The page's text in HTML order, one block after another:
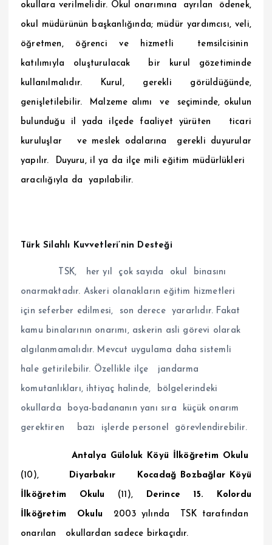
okullara verilmelidir. Okul onarımına ayrılan ödenek,
okul müdürünün başkanlığında; müdür yardımcısı, veli,
öğretmen, öğrenci ve hizmetli temsilcisinin
katılımıyla oluşturulacak bir kurul gözetiminde
kullanılmalıdır. Kurul, gerekli görüldüğünde,
genişletilebilir. Malzeme alımı ve seçiminde, okulun
bulunduğu il yada ilçede faaliyet yürüten ticari
kuruluşlar ve meslek odalarına gerekli duyurular
yapılır. Duyuru, il ya da ilçe mili eğitim müdürlükleri
aracılığıyla da yapılabilir.
Türk Silahlı Kuvvetleri’nin Desteği
TSK, her yıl çok sayıda okul binasını
onarmaktadır. Askeri olanakların eğitim hizmetleri
için seferber edilmesi, son derece yararlıdır. Fakat
kamu binalarının onarımı, askerin asli görevi olarak
algılanmamalıdır. Mevcut uygulama daha sistemli
hale getirilebilir. Özellikle ilçe jandarma
komutanlıkları, ihtiyaç halinde, bölgelerindeki
okullarda boya-badananın yanı sıra küçük onarım
gerektiren bazı işlerde personel görevlendirebilir.
Antalya Güloluk Köyü İlköğretim Okulu
(10), Diyarbakır Kocadağ Bozbağlar Köyü
İlköğretim Okulu (11), Derince 15. Kolordu
İlköğretim Okulu 2003 yılında TSK tarafından
onarılan okullardan sadece birkaçıdır.